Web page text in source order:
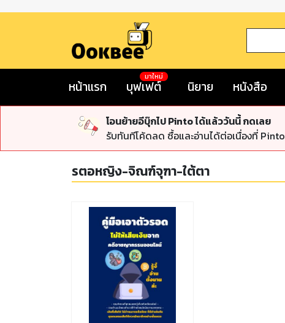
หน้าแรก บุฟเฟต์
มาใหม่
นิยาย หนังสือ
โอนย้ายอีบุ๊กไป Pinto ได้แล้ววันนี้ กดเลย
รับทันทีโค้ดลด ซื้อและอ่านได้ต่อเนื่องที่ Pinto
รตอหญิง-จิณฑ์จุฑา-ใต้ตา